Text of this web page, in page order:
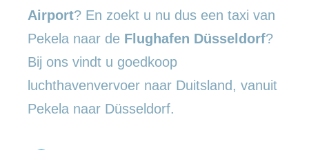
Airport? En zoekt u nu dus een taxi van
Pekela naar de Flughafen Düsseldorf?
Bij ons vindt u goedkoop
luchthavenvervoer naar Duitsland, vanuit
Pekela naar Düsseldorf.